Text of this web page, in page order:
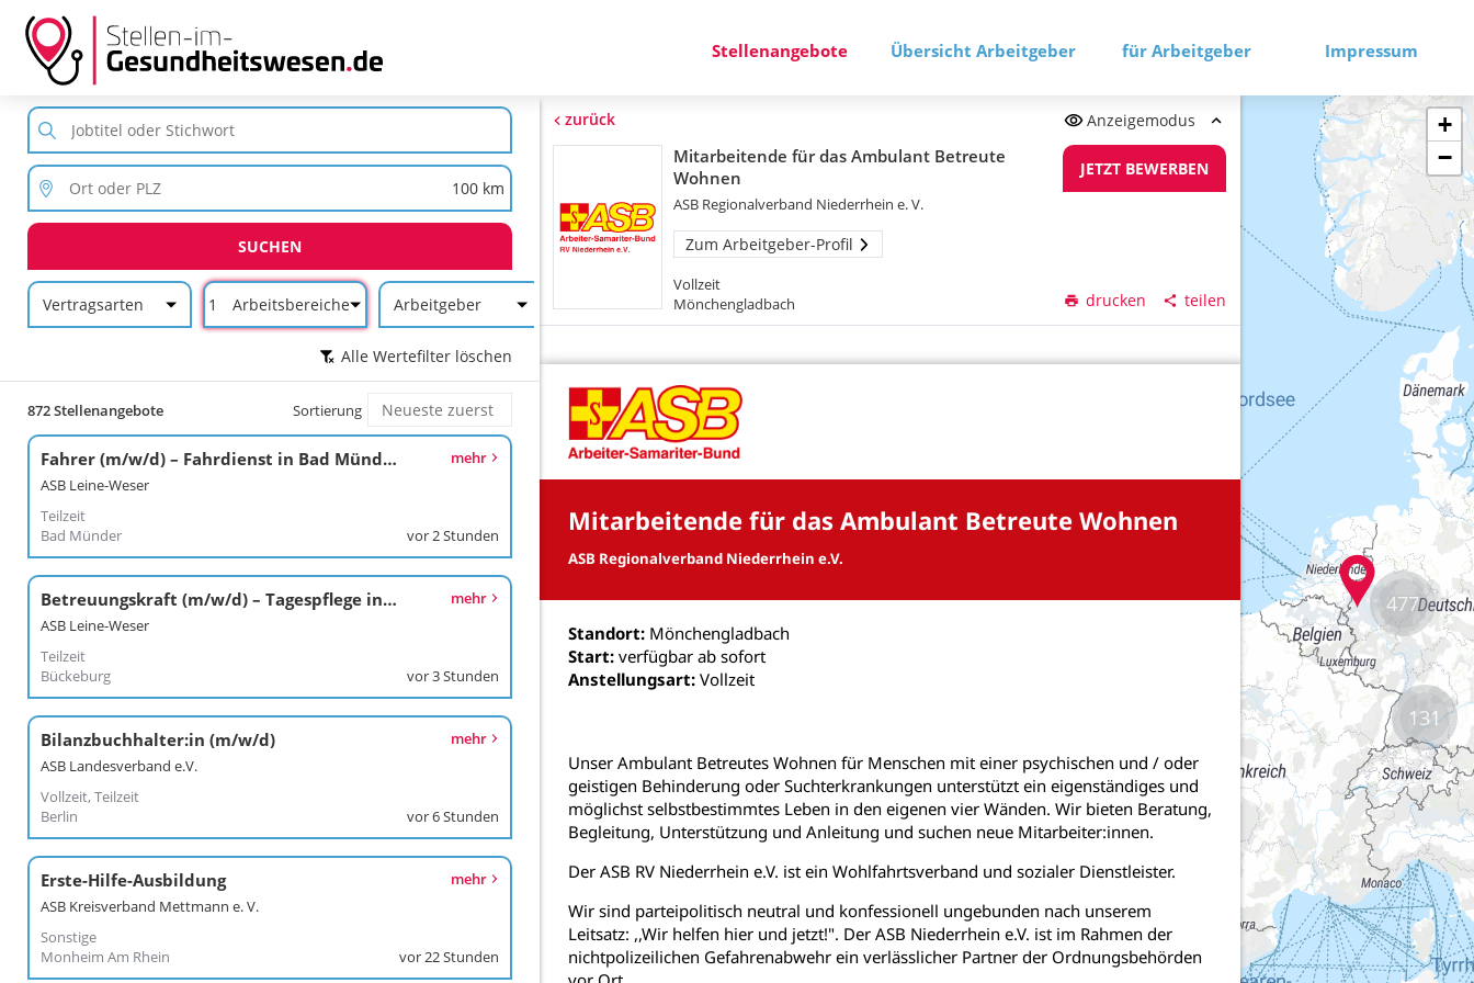
Stellenangebote Übersicht Arbeitgeber für Arbeitgeber Impressum
SUCHEN
Vertragsarten 1 Arbeitsbereiche Arbeitgeber
Alle Wertefilter löschen
872 Stellenangebote Sortierung
Fahrer (m/w/d) – Fahrdienst in Bad Münder
ASB Leine-Weser
Teilzeit
Bad Münder
mehr
vor 2 Stunden
Betreuungskraft (m/w/d) – Tagespflege in Bückeburg
ASB Leine-Weser
Teilzeit
Bückeburg
mehr
vor 3 Stunden
Bilanzbuchhalter:in (m/w/d)
ASB Landesverband e.V.
Vollzeit, Teilzeit
Berlin
mehr
vor 6 Stunden
Erste-Hilfe-Ausbildung
ASB Kreisverband Mettmann e. V.
Sonstige
Monheim Am Rhein
mehr
vor 22 Stunden
zurück Anzeigemodus
Mitarbeitende für das Ambulant Betreute
Wohnen
ASB Regionalverband Niederrhein e. V.
Zum Arbeitgeber-Profil
Vollzeit
Mönchengladbach
JETZT BEWERBEN
drucken teilen
477
131
+
−